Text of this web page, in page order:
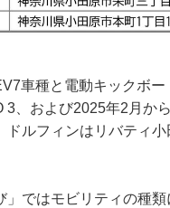
車種と電動キックボ
3、および2025年2月か
ドルフィンはリバティ
」ではモビリティの種